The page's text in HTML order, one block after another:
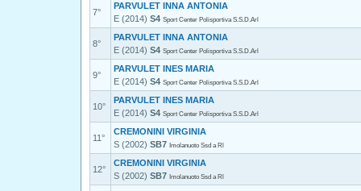
7°
PARVULET INNA ANTONIA
E (2014) S4 Sport Center Polisportiva S.S.D.Arl
8°
PARVULET INNA ANTONIA
E (2014) S4 Sport Center Polisportiva S.S.D.Arl
9°
PARVULET INES MARIA
E (2014) S4 Sport Center Polisportiva S.S.D.Arl
10°
PARVULET INES MARIA
E (2014) S4 Sport Center Polisportiva S.S.D.Arl
11°
CREMONINI VIRGINIA
S (2002) SB7 Imolanuoto Ssd a Rl
12°
CREMONINI VIRGINIA
S (2002) SB7 Imolanuoto Ssd a Rl